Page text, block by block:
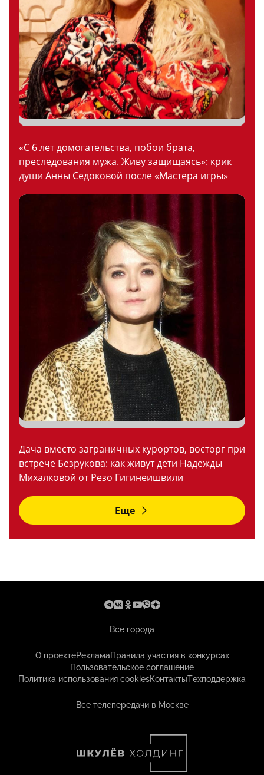
«С 6 лет домогательства, побои брата,
преследования мужа. Живу защищаясь»: крик
души Анны Седоковой после «Мастера игры»
Дача вместо заграничных курортов, восторг при
встрече Безрукова: как живут дети Надежды
Михалковой от Резо Гигинеишвили
Еще
Все города
О проектеРекламаПравила участия в конкурсах
Пользовательское соглашение
Политика использования cookiesКонтактыТехподдержка
Все телепередачи в Москве